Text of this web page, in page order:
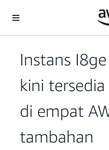
Instans
kini
di empat
tambahan